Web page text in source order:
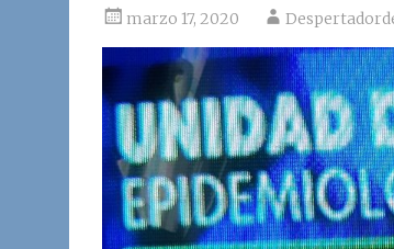
marzo 17, 2020